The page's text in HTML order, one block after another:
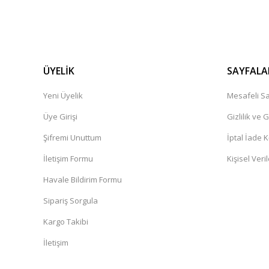
ÜYELİK
Yeni Üyelik
Üye Girişi
Şifremi Unuttum
İletişim Formu
Havale Bildirim Formu
Sipariş Sorgula
Kargo Takibi
İletişim
Mesafeli
Gizlilik ve
İptal İade
Kişisel